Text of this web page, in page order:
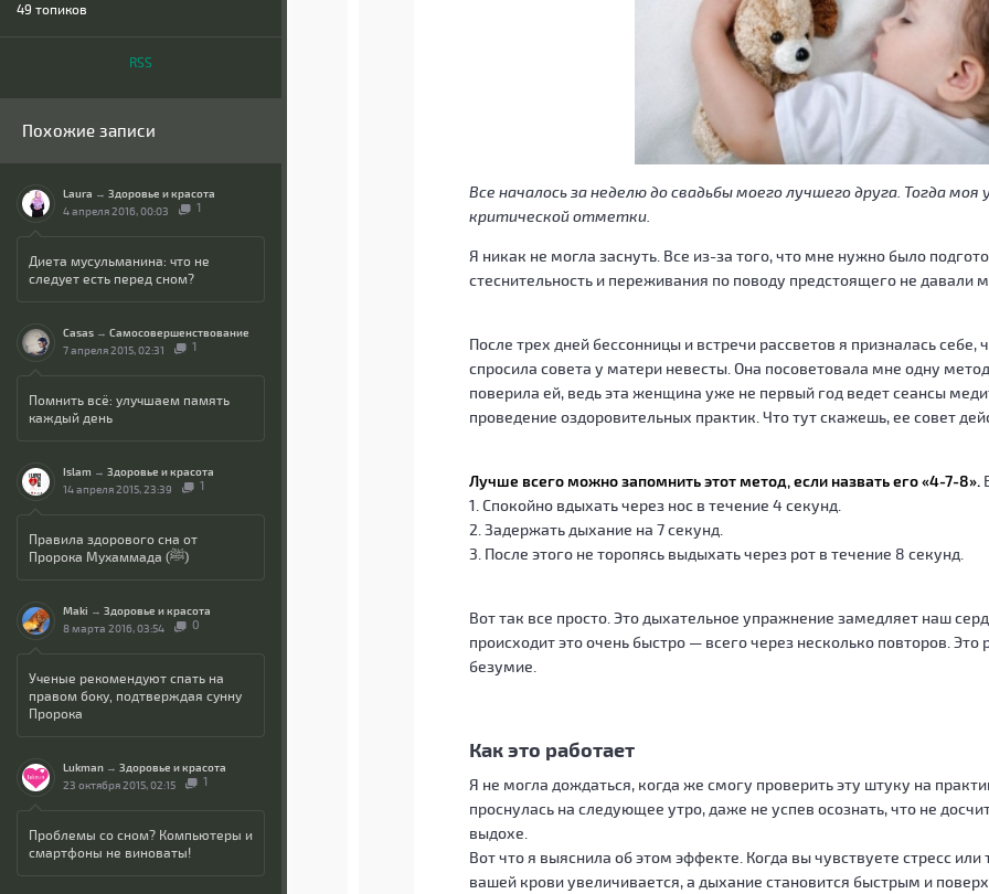
49 топиков
RSS
Похожие записи
Laura → Здоровье и красота
4 апреля 2016, 00:03
1
Диета мусульманина: что не
следует есть перед сном?
Casas → Самосовершенствование
7 апреля 2015, 02:31
1
Помнить всё: улучшаем память
каждый день
Islam → Здоровье и красота
14 апреля 2015, 23:39
1
Правила здорового сна от
Пророка Мухаммада (ﷺ)
Maki → Здоровье и красота
8 марта 2016, 03:54
0
Ученые рекомендуют спать на
правом боку, подтверждая сунну
Пророка
Lukman → Здоровье и красота
23 октября 2015, 02:15
1
Проблемы со сном? Компьютеры и
смартфоны не виноваты!
Все началось за неделю до свадьбы моего лучшего друга. Тогда
критической отметки.
Я никак не могла заснуть. Все из-за того, что мне нужно было
стеснительность и переживания по поводу предстоящего не давали
После трех дней бессонницы и встречи рассветов я призналась
спросила совета у матери невесты. Она посоветовала мне одну
поверила ей, ведь эта женщина уже не первый год ведет сеансы
проведение оздоровительных практик. Что тут скажешь, ее совет
Лучше всего можно запомнить этот метод, если назвать его «4-7-8».
1. Спокойно вдыхать через нос в течение 4 секунд.
2. Задержать дыхание на 7 секунд.
3. После этого не торопясь выдыхать через рот в течение 8 секунд.
Вот так все просто. Это дыхательное упражнение замедляет наш
происходит это очень быстро — всего через несколько повторов. Это
безумие.
Как это работает
Я не могла дождаться, когда же смогу проверить эту штуку на
проснулась на следующее утро, даже не успев осознать, что не
выдохе.
Вот что я выяснила об этом эффекте. Когда вы чувствуете стресс
вашей крови увеличивается, а дыхание становится быстрым и